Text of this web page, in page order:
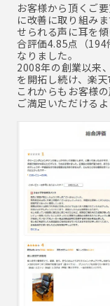
お客様から頂くご
に改善に取り組み
せられる声に耳を
合評価4.85点（
なりました。
2008年の創業以来
を開拓し続け、楽
これからもお客様
ご満足いただけるよ